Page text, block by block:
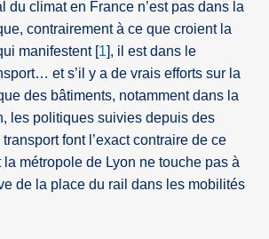
du climat en France n’est pas dans la
contrairement à ce que croient la
manifestent[1], il est dans le
et s’il y a de vrais efforts sur la
des bâtiments, notamment dans la
les politiques suivies depuis des
font l’exact contraire de ce
métropole de Lyon ne touche pas à
de la place du rail dans les mobilités